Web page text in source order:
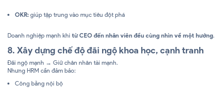
OKR: giúp tập trung vào mục tiêu đột phá
Doanh nghiệp mạnh khi từ CEO đến nhân viên đều cùng nhìn về một hướng.
8. Xây dựng chế độ đãi ngộ khoa học, cạnh tranh
Đãi ngộ mạnh → Giữ chân nhân tài mạnh.
Nhưng HRM cần đảm bảo:
Công bằng nội bộ